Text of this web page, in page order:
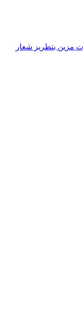
مزين بتطريز شعار